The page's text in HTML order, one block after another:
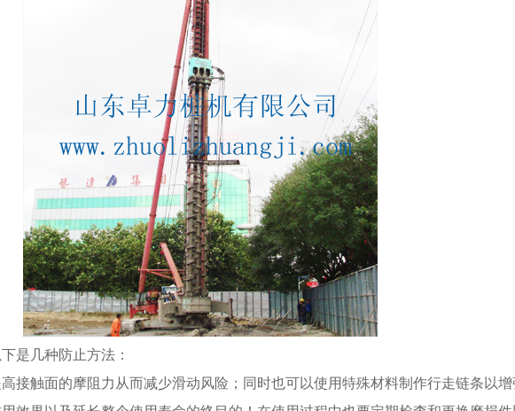
是几种防止方法：
接触面的摩阻力从而减少滑动风险；同时也可以使用特殊材料制作行走链条以